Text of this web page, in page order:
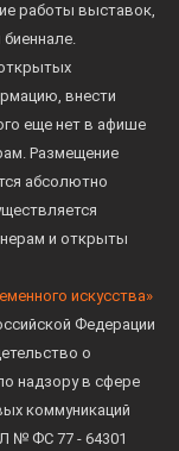
работы выставок,
биеннале.
внести
еще нет в афише
Размещение
абсолютно
и открыты
искусства»
Федерации
о
надзору в сфере
коммуникаций
№ ФС 77 - 64301